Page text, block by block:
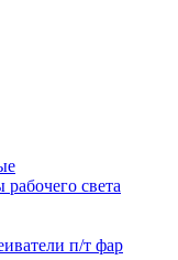
света
п/т фар